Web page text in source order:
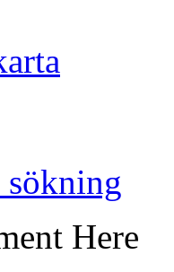
sökning
Here